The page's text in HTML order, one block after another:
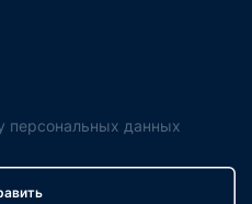
персональных данных